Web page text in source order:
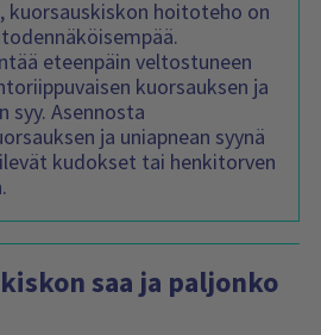
kuorsauskiskon hoitoteho on
eteenpäin veltostuneen
kuorsauksen ja
syy. Asennosta
ja uniapnean syynä
kudokset tai henkitorven
saa ja paljonko